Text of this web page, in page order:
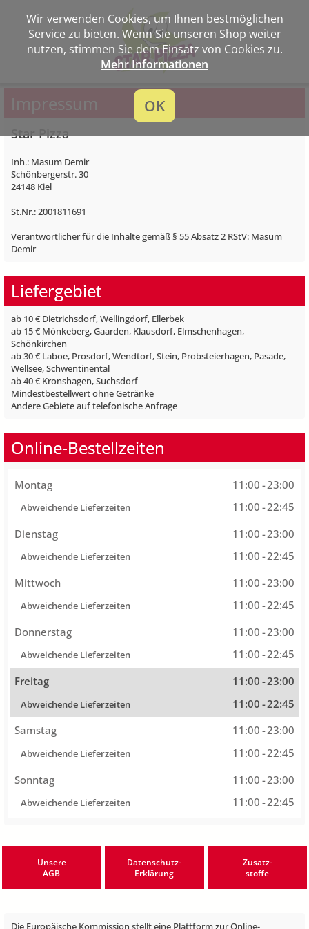
Impressum
Star Pizza
Inh.: Masum Demir
Schönbergerstr. 30
24148 Kiel
St.Nr.: 2001811691
Verantwortlicher für die Inhalte gemäß § 55 Absatz 2 RStV: Masum
Demir
Liefergebiet
ab 10 € Dietrichsdorf, Wellingdorf, Ellerbek
ab 15 € Mönkeberg, Gaarden, Klausdorf, Elmschenhagen,
Schönkirchen
ab 30 € Laboe, Prosdorf, Wendtorf, Stein, Probsteierhagen, Pasade,
Wellsee, Schwentinental
ab 40 € Kronshagen, Suchsdorf
Mindestbestellwert ohne Getränke
Andere Gebiete auf telefonische Anfrage
Online-Bestellzeiten
Montag 11:00-23:00
Abweichende Lieferzeiten 11:00-22:45
Dienstag
11:00-23:00
Abweichende Lieferzeiten 11:00-22:45
Mittwoch
11:00-23:00
Abweichende Lieferzeiten 11:00-22:45
Donnerstag
11:00-23:00
Abweichende Lieferzeiten 11:00-22:45
Freitag
11:00-23:00
Abweichende Lieferzeiten 11:00-22:45
Samstag
11:00-23:00
Abweichende Lieferzeiten 11:00-22:45
Sonntag
11:00-23:00
Abweichende Lieferzeiten 11:00-22:45
Unsere
AGB
Datenschutz-
Erklärung
Zusatz-
stoffe
Die Europäische Kommission stellt eine Plattform zur Online-
Wir verwenden Cookies, um Ihnen bestmöglichen
Service zu bieten. Wenn Sie unseren Shop weiter
nutzen, stimmen Sie dem Einsatz von Cookies zu.
Mehr Informationen
OK